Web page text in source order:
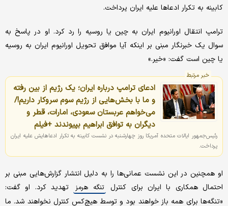
کابینه به تکرار ادعاها علیه ایران پرداخت.
ترامپ انتقال اورانیوم ایران به چین یا روسیه را رد کرد. او در پاسخ به
سوال یک خبرنگار مبنی بر اینکه آیا موافق تحویل اورانیوم ایران به روسیه
یا چین است گفت: «خیر.»
خبر مرتبط
ادعای ترامپ درباره ایران؛ یک رژیم از بین رفته
و ما با بخش‌هایی از رژیم سوم سروکار داریم!/
می‌خواهم عربستان سعودی، امارات، قطر و
دیگران به توافق ابراهیم بپیوندند +فیلم
رئیس‌جمهور ایالات متحده آمریکا روز چهارشنبه در نشست کابینه به تکرار ادعاهایش علیه ایران
پرداخت.
او همچنین در این نشست عمانی‌ها را به دلیل انتشار گزارش‌هایی مبنی بر
احتمال همکاری با ایران برای کنترل
تنگه هرمز
تهدید کرد. او گفت:
«تنگه‌ها برای همه باز خواهند بود و توسط هیچ‌کس کنترل نخواهند شد. ما